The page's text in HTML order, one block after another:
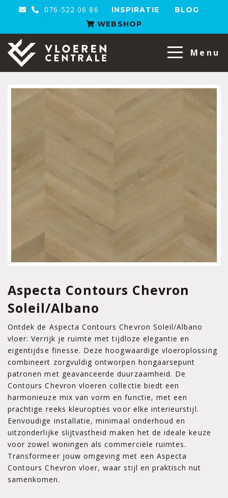
076-522 06 86 INSPIRATIE
BLOG
WEBSHOP
VloerenCentrale
Menu
Aspecta Contours Chevron
Soleil/Albano
Ontdek de Aspecta Contours Chevron Soleil/Albano
vloer: Verrijk je ruimte met tijdloze elegantie en
eigentijdse finesse. Deze hoogwaardige vloeroplossing
combineert zorgvuldig ontworpen hongaarsepunt
patronen met geavanceerde duurzaamheid. De
Contours Chevron vloeren collectie biedt een
harmonieuze mix van vorm en functie, met een
prachtige reeks kleuropties voor elke interieurstijl.
Eenvoudige installatie, minimaal onderhoud en
uitzonderlijke slijtvastheid maken het de ideale keuze
voor zowel woningen als commerciële ruimtes.
Transformeer jouw omgeving met een Aspecta
Contours Chevron vloer, waar stijl en praktisch nut
samenkomen.